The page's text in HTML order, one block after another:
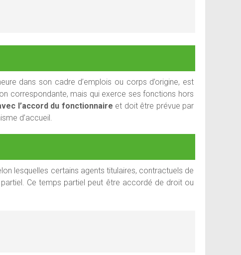
dans son cadre d’emplois ou corps d’origine, est
correspondante, mais qui exerce ses fonctions hors
l’accord du fonctionnaire et doit être prévue par
d’accueil.
lesquelles certains agents titulaires, contractuels de
Ce temps partiel peut être accordé de droit ou